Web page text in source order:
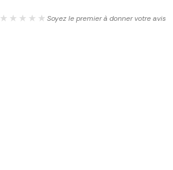
★★★★★ Soyez le premier à donner votre avis